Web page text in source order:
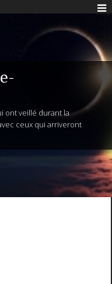
ont veillé durant la
ceux qui arriveront